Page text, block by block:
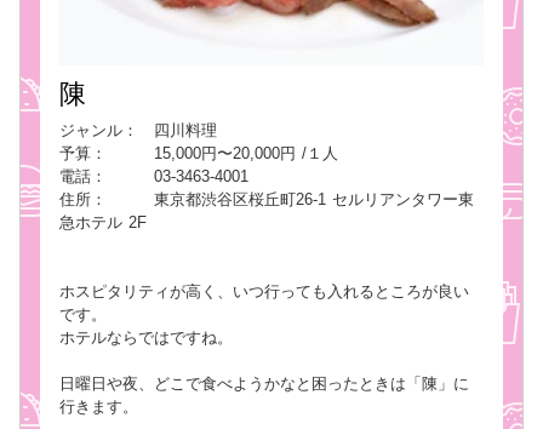
陳
ジャンル： 四川料理
予算： 15,000円〜20,000円 /１人
電話： 03-3463-4001
住所： 東京都渋谷区桜丘町26-1 セルリアンタワー東
急ホテル 2F
ホスピタリティが高く、いつ行っても入れるところが良い
です。
ホテルならではですね。
日曜日や夜、どこで食べようかなと困ったときは「陳」に
行きます。